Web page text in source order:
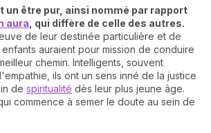
un être pur, ainsi nommé par rapport
aura , qui diffère de celle des autres.
de leur destinée particulière et de
auraient pour mission de conduire
chemin. Intelligents, souvent
ils ont un sens inné de la justice
de spiritualité dès leur plus jeune âge.
commence à semer le doute au sein de